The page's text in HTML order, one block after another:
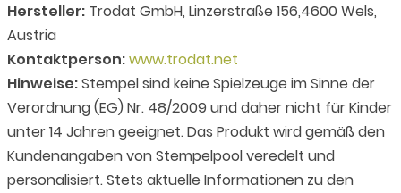
Hersteller: Trodat GmbH, Linzerstraße 156,4600 Wels,
Austria
Kontaktperson:www.trodat.net
Hinweise:Stempel sind keine Spielzeuge im Sinne der
Verordnung (EG) Nr. 48/2009 und daher nicht für Kinder
unter 14 Jahren geeignet. Das Produkt wird gemäß den
Kundenangaben von Stempelpool veredelt und
personalisiert. Stets aktuelle Informationen zu den